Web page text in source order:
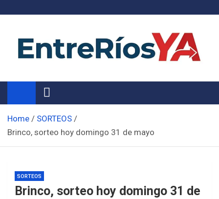
Noticias de Entre Ríos
Información de toda la provincia ahora
Home
SORTEOS
Brinco, sorteo hoy domingo 31 de mayo
SORTEOS
Brinco, sorteo hoy domingo 31 de